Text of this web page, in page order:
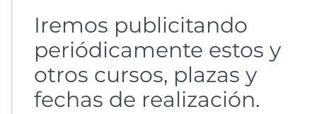
Iremos publicitando
periódicamente estos y
otros cursos, plazas y
fechas de realización.